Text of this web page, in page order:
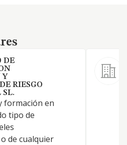
DE
Y
RIESGO
SL.
formación en
tipo de
de cualquier